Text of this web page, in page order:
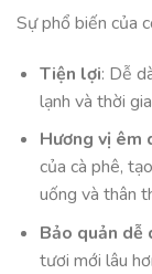
Sự phổ biến của
Tiện lợi: Dễ
lạnh và thời
Hương vị êm
của cà phê,
uống và thân
Bảo quản dễ
tươi mới lâu